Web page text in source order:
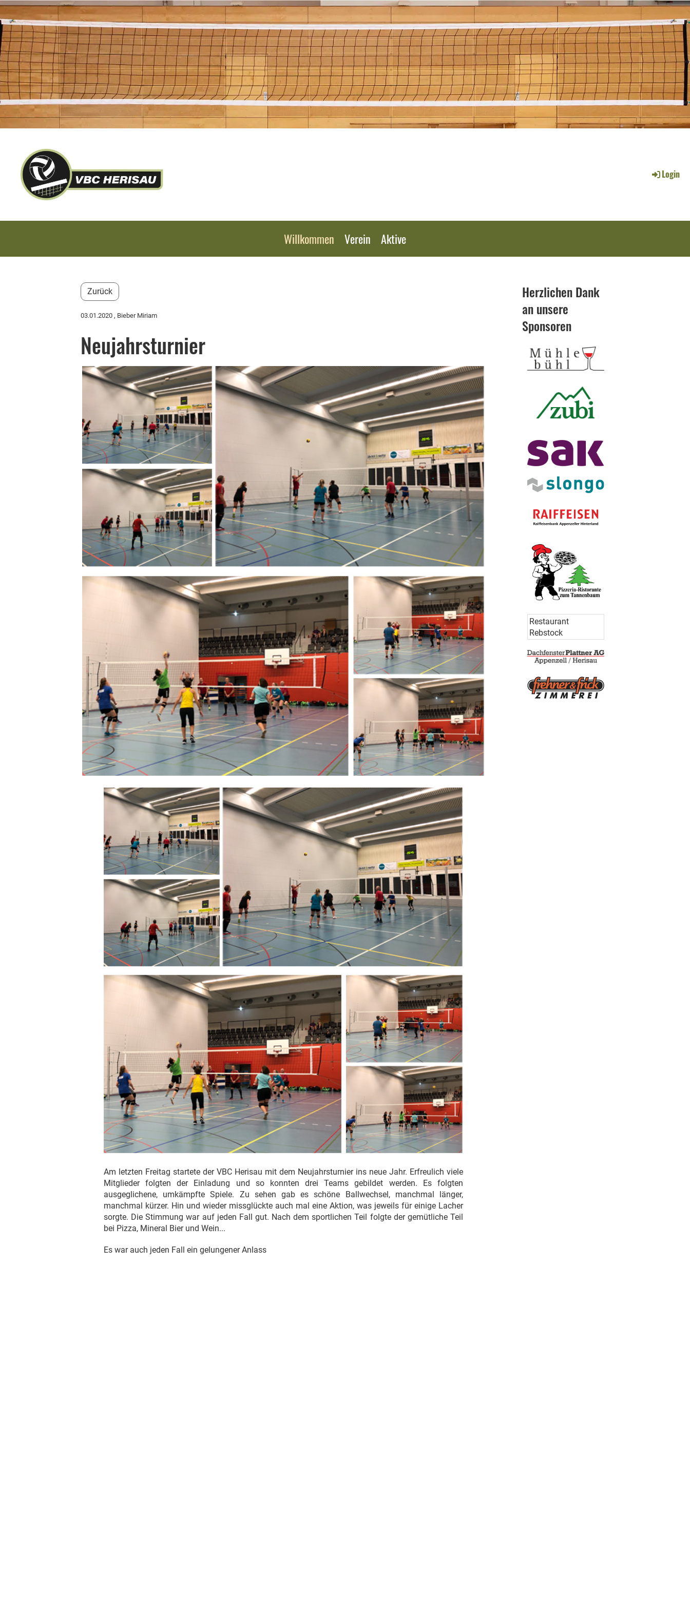
Login
Willkommen Verein Aktive
Zurück
03.01.2020 , Bieber Miriam
Neujahrsturnier
Am letzten Freitag startete der VBC Herisau mit dem Neujahrsturnier ins neue Jahr. Erfreulich viele
Mitglieder folgten der Einladung und so konnten drei Teams gebildet werden. Es folgten
ausgeglichene, umkämpfte Spiele. Zu sehen gab es schöne Ballwechsel, manchmal länger,
manchmal kürzer. Hin und wieder missglückte auch mal eine Aktion, was jeweils für einige Lacher
sorgte. Die Stimmung war auf jeden Fall gut. Nach dem sportlichen Teil folgte der gemütliche Teil
bei Pizza, Mineral Bier und Wein...
Es war auch jeden Fall ein gelungener Anlass
Herzlichen Dank
an unsere
Sponsoren
Restaurant
Rebstock